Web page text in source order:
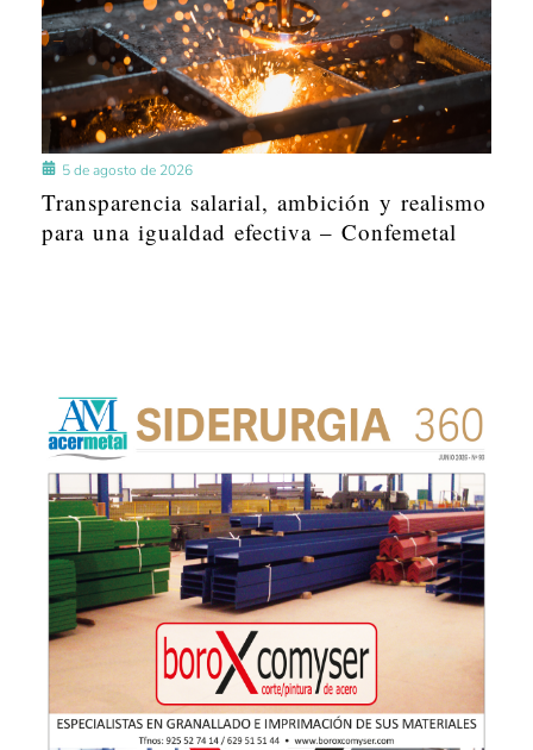
5 de agosto de 2026
Transparencia salarial, ambición y realismo
para una igualdad efectiva – Confemetal